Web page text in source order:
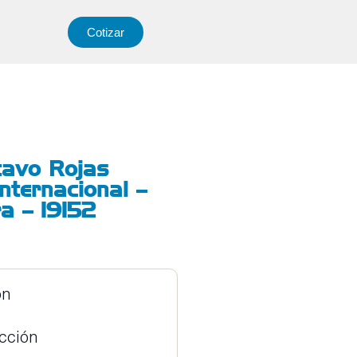
Cotizar
Rojas
–
– 19152